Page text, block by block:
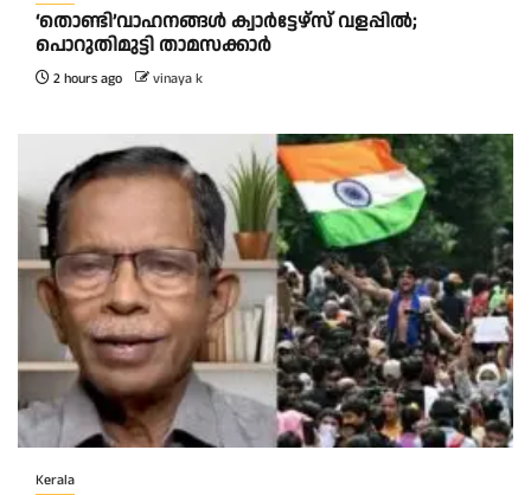
‘തൊണ്ടി’വാഹനങ്ങൾ ക്വാർട്ടേഴ്സ്‌ വളപ്പിൽ;
പൊറുതിമുട്ടി താമസക്കാർ
2 hours ago vinaya k
Kerala